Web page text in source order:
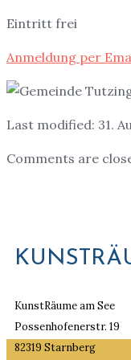
Eintritt frei
Anmeldung per
Last modified: 31.
Comments are
KunstRäume am See
Possenhofenerstr. 19
82319 Starnberg